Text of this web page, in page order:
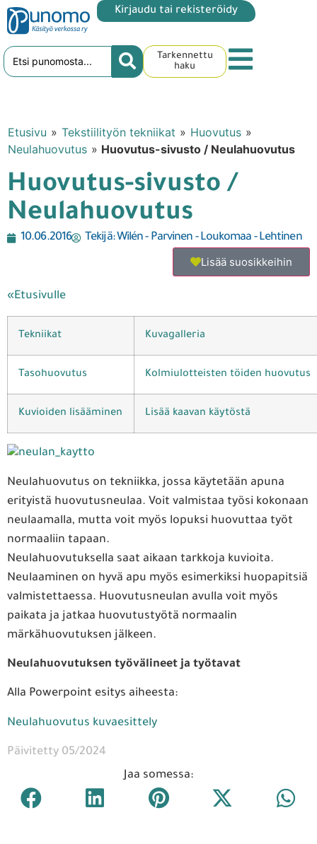
Kirjaudu tai rekisteröidy
Tarkennettu
haku
Etusivu » Tekstiilityön tekniikat » Huovutus »
Neulahuovutus » Huovutus-sivusto / Neulahuovutus
Huovutus-sivusto /
Neulahuovutus
10.06.2016 Tekijä:Wilén - Parvinen - Loukomaa - Lehtinen
Lisää suosikkeihin
«Etusivulle
Tekniikat Kuvagalleria
Tasohuovutus Kolmiulotteisten töiden huovutus
Kuvioiden lisääminen Lisää kaavan käytöstä
Neulahuovutus on tekniikka, jossa käytetään apuna
erityistä huovutusneulaa. Voit valmistaa työsi kokonaan
neulaamalla, mutta voit myös lopuksi huovuttaa työt
normaaliin tapaan.
Neulahuovutuksella saat aikaan tarkkoja kuvioita.
Neulaaminen on hyvä apu myös esimerkiksi huopapitsiä
valmistettaessa. Huovutusneulan avulla voit myös
paikata ja jatkaa huovutustyötä normaalin
märkähuovutuksen jälkeen.
Neulahuovutuksen työvälineet ja työtavat
Alla Powerpoint esitys aiheesta:
Neulahuovutus kuvaesittely
Päivitetty 05/2024
Jaa somessa: